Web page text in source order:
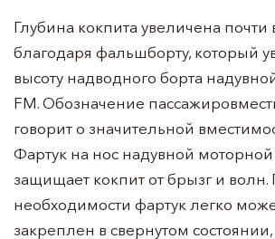
Глубина кокпита увеличена почти
благодаря фальшборту, который
высоту надводного борта
FM. Обозначение
говорит о значительной
Фартук на нос надувной
защищает кокпит от брызг и волн.
необходимости фартук легко
закреплен в свернутом